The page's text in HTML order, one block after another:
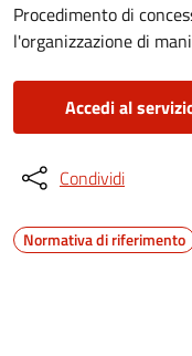
Procedimento di
l'organizzazione di
Accedi al
Condividi
Normativa di riferimento